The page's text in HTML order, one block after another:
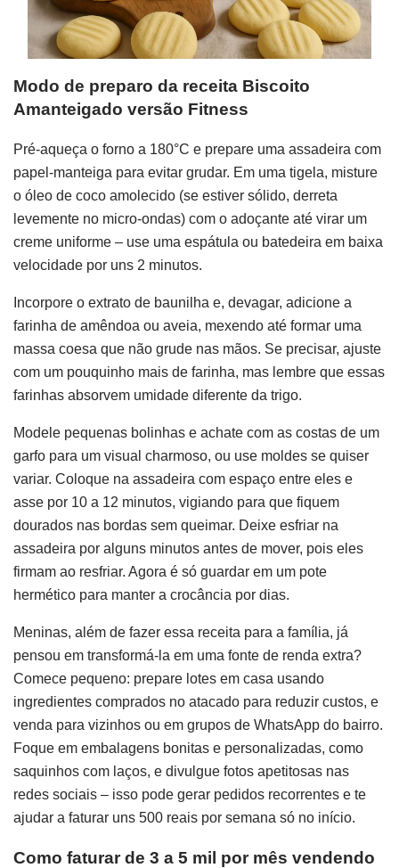
Modo de preparo da receita Biscoito
Amanteigado versão Fitness
Pré-aqueça o forno a 180°C e prepare uma assadeira com
papel-manteiga para evitar grudar. Em uma tigela, misture
o óleo de coco amolecido (se estiver sólido, derreta
levemente no micro-ondas) com o adoçante até virar um
creme uniforme – use uma espátula ou batedeira em baixa
velocidade por uns 2 minutos.
Incorpore o extrato de baunilha e, devagar, adicione a
farinha de amêndoa ou aveia, mexendo até formar uma
massa coesa que não grude nas mãos. Se precisar, ajuste
com um pouquinho mais de farinha, mas lembre que essas
farinhas absorvem umidade diferente da trigo.
Modele pequenas bolinhas e achate com as costas de um
garfo para um visual charmoso, ou use moldes se quiser
variar. Coloque na assadeira com espaço entre eles e
asse por 10 a 12 minutos, vigiando para que fiquem
dourados nas bordas sem queimar. Deixe esfriar na
assadeira por alguns minutos antes de mover, pois eles
firmam ao resfriar. Agora é só guardar em um pote
hermético para manter a crocância por dias.
Meninas, além de fazer essa receita para a família, já
pensou em transformá-la em uma fonte de renda extra?
Comece pequeno: prepare lotes em casa usando
ingredientes comprados no atacado para reduzir custos, e
venda para vizinhos ou em grupos de WhatsApp do bairro.
Foque em embalagens bonitas e personalizadas, como
saquinhos com laços, e divulgue fotos apetitosas nas
redes sociais – isso pode gerar pedidos recorrentes e te
ajudar a faturar uns 500 reais por semana só no início.
Como faturar de 3 a 5 mil por mês vendendo